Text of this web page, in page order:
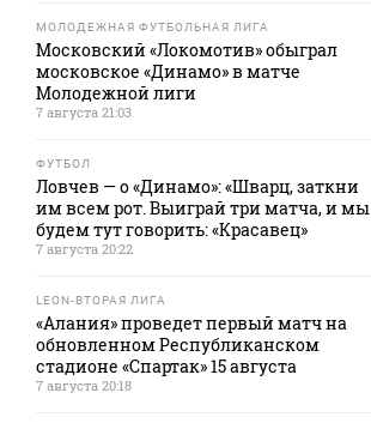
МОЛОДЕЖНАЯ ФУТБОЛЬНАЯ ЛИГА
Московский «Локомотив» обыграл
московское «Динамо» в матче
Молодежной лиги
7 августа 21:03
ФУТБОЛ
Ловчев — о «Динамо»: «Шварц, заткни
им всем рот. Выиграй три матча, и мы
будем тут говорить: «Красавец»
7 августа 20:22
LEON-ВТОРАЯ ЛИГА
«Алания» проведет первый матч на
обновленном Республиканском
стадионе «Спартак» 15 августа
7 августа 20:18